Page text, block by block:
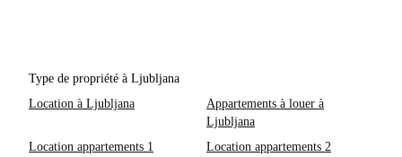
Type de propriété à Ljubljana
Location à Ljubljana
Appartements à louer à
Ljubljana
Location appartements 1
Location appartements 2